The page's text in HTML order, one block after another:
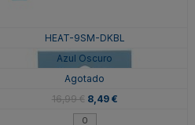
HEAT-9SM-DKBL
Azul Oscuro
Agotado
16,99 € 8,49 €